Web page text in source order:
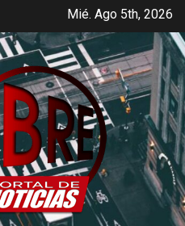
Mié. Ago 5th, 2026